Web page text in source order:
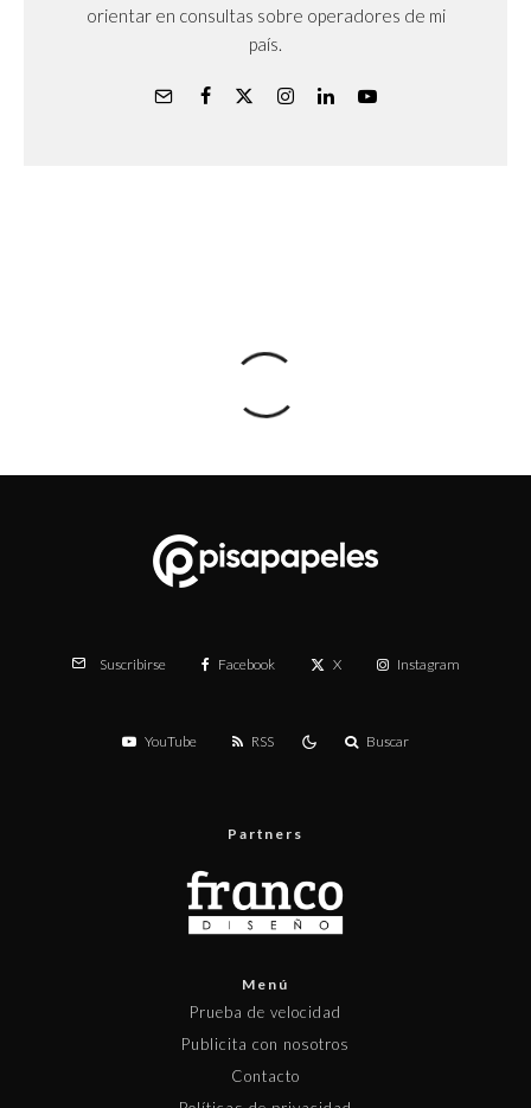
orientar en consultas sobre operadores de mi
país.
Suscribirse Facebook X Instagram
YouTube RSS Buscar
Partners
Menú
Prueba de velocidad
Publicita con nosotros
Contacto